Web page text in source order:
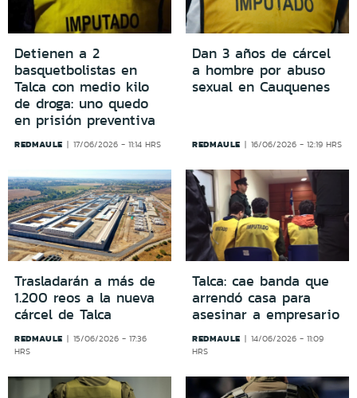
Detienen a 2
basquetbolistas en
Talca con medio kilo
de droga: uno quedo
en prisión preventiva
REDMAULE 17/06/2026 - 11:14 HRS
Dan 3 años de cárcel
a hombre por abuso
sexual en Cauquenes
REDMAULE 16/06/2026 - 12:19 HRS
Trasladarán a más de
1.200 reos a la nueva
cárcel de Talca
REDMAULE
15/06/2026 - 17:36
HRS
Talca: cae banda que
arrendó casa para
asesinar a empresario
REDMAULE
14/06/2026 - 11:09
HRS